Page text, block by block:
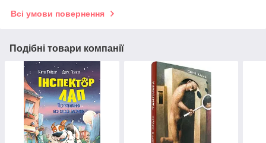
Всі умови повернення
Подібні товари компанії